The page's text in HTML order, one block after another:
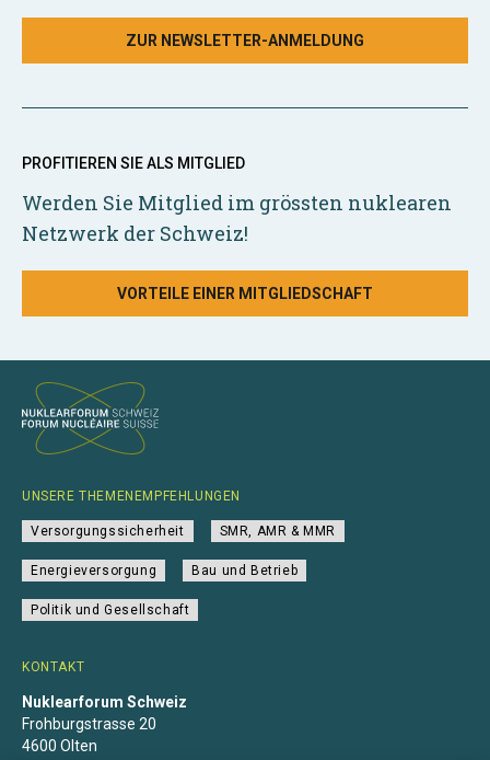
ZUR NEWSLETTER-ANMELDUNG
PROFITIEREN SIE ALS MITGLIED
Werden Sie Mitglied im grössten nuklearen
Netzwerk der Schweiz!
VORTEILE EINER MITGLIEDSCHAFT
KONTAKT
Nuklearforum Schweiz
Frohburgstrasse 20
4600 Olten
UNSERE THEMENEMPFEHLUNGEN
Versorgungssicherheit SMR, AMR & MMR
Energieversorgung Bau und Betrieb
Politik und Gesellschaft